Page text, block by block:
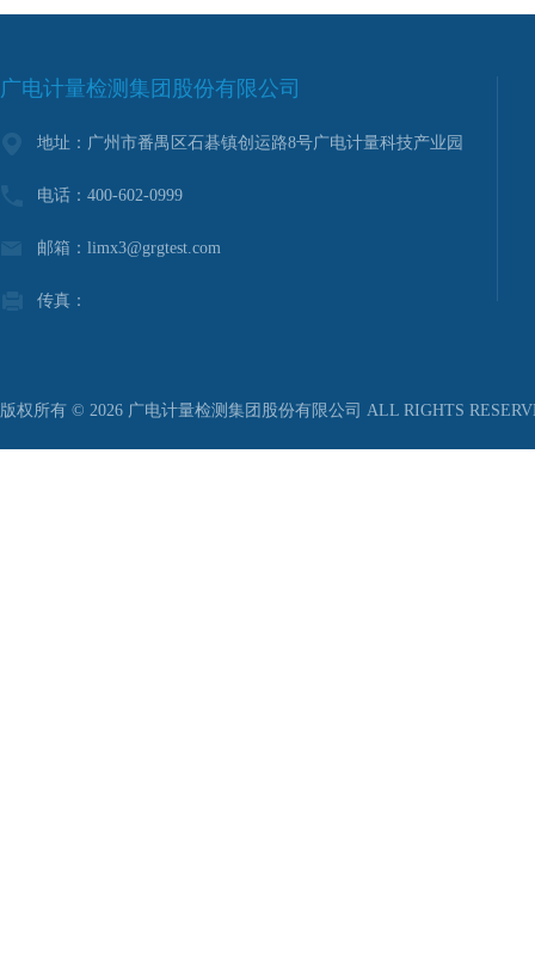
广电计量检测集团股份有限公司
地址：广州市番禺区石碁镇创运路8号广电计量科技产业园
电话：400-602-0999
邮箱：limx3@grgtest.com
传真：
版权所有 © 2026 广电计量检测集团股份有限公司 ALL RIGHTS